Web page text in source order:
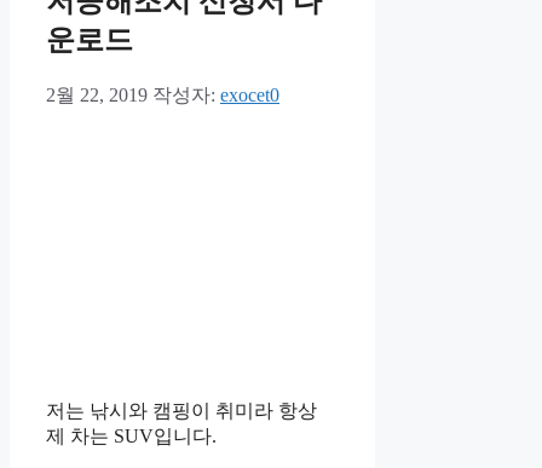
운로드
2월 22, 2019 작성자: exocet0
저는 낚시와 캠핑이 취미라 항상
제 차는 SUV입니다.